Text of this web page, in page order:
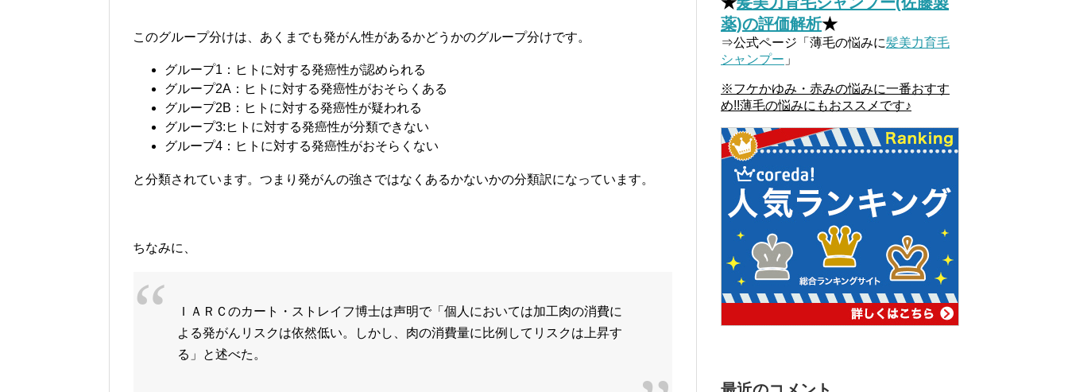
このグループ分けは、あくまでも発がん性があるかどうかのグループ分けです。
グループ1：ヒトに対する発癌性が認められる
グループ2A：ヒトに対する発癌性がおそらくある
グループ2B：ヒトに対する発癌性が疑われる
グループ3:ヒトに対する発癌性が分類できない
グループ4：ヒトに対する発癌性がおそらくない
と分類されています。つまり発がんの強さではなくあるかないかの分類訳になっています。
ちなみに、
ＩＡＲＣのカート・ストレイフ博士は声明で「個人においては加工肉の消費に
よる発がんリスクは依然低い。しかし、肉の消費量に比例してリスクは上昇す
る」と述べた。
薬)の評価解析★
⇒公式ページ「薄毛の悩みに髪美力育毛
シャンプー 」
※フケかゆみ・赤みの悩みに一番おすす
め!!薄毛の悩みにもおススメです♪